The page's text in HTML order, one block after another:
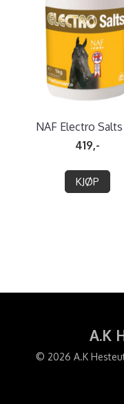
NAF Electro Salts
419,-
KJØP
A.K
© 2026 A.K